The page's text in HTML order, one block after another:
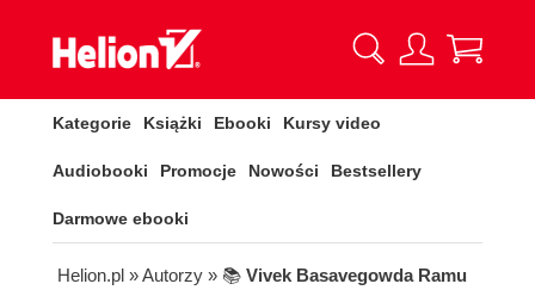
Kategorie Książki Ebooki Kursy video
Audiobooki Promocje Nowości Bestsellery
Darmowe ebooki
Helion.pl » Autorzy » 📚 Vivek Basavegowda Ramu